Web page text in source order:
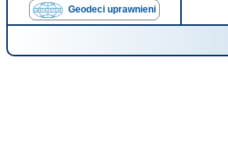
Geodeci uprawnieni